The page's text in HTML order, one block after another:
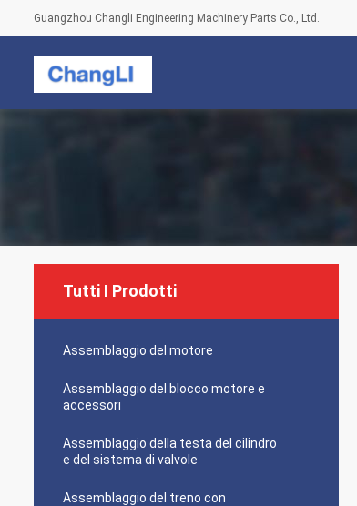
Guangzhou Changli Engineering Machinery Parts Co., Ltd.
Tutti I Prodotti
Assemblaggio del motore
Assemblaggio del blocco motore e
accessori
Assemblaggio della testa del cilindro
e del sistema di valvole
Assemblaggio del treno con